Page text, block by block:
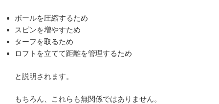
ボールを圧縮するため
スピンを増やすため
ターフを取るため
ロフトを立てて距離を管理するため
と説明されます。
もちろん、これらも無関係ではありません。